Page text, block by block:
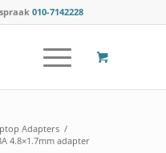
010-7142228
Adapters /
4.8×1.7mm adapter